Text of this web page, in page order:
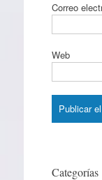
Correo
Web
Categorías